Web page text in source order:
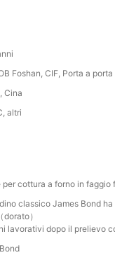
Foshan, CIF, Porta a porta
Cina
altri
per cottura a forno in faggio
classico James Bond
）
lavorativi dopo il prelievo